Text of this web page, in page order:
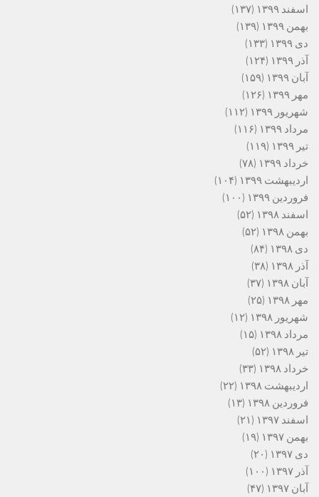
اسفند ۱۳۹۹
(۱۳۷)
بهمن ۱۳۹۹
(۱۳۹)
دی ۱۳۹۹
(۱۳۳)
آذر ۱۳۹۹
(۱۲۴)
آبان ۱۳۹۹
(۱۵۹)
مهر ۱۳۹۹
(۱۲۶)
شهریور ۱۳۹۹
(۱۱۲)
مرداد ۱۳۹۹
(۱۱۶)
تیر ۱۳۹۹
(۱۱۹)
خرداد ۱۳۹۹
(۷۸)
اردیبهشت ۱۳۹۹
(۱۰۴)
فروردین ۱۳۹۹
(۱۰۰)
اسفند ۱۳۹۸
(۵۲)
بهمن ۱۳۹۸
(۵۲)
دی ۱۳۹۸
(۸۴)
آذر ۱۳۹۸
(۳۸)
آبان ۱۳۹۸
(۳۷)
مهر ۱۳۹۸
(۲۵)
شهریور ۱۳۹۸
(۱۲)
مرداد ۱۳۹۸
(۱۵)
تیر ۱۳۹۸
(۵۲)
خرداد ۱۳۹۸
(۳۳)
اردیبهشت ۱۳۹۸
(۲۲)
فروردین ۱۳۹۸
(۱۳)
اسفند ۱۳۹۷
(۲۱)
بهمن ۱۳۹۷
(۱۹)
دی ۱۳۹۷
(۲۰)
آذر ۱۳۹۷
(۱۰۰)
آبان ۱۳۹۷
(۴۷)